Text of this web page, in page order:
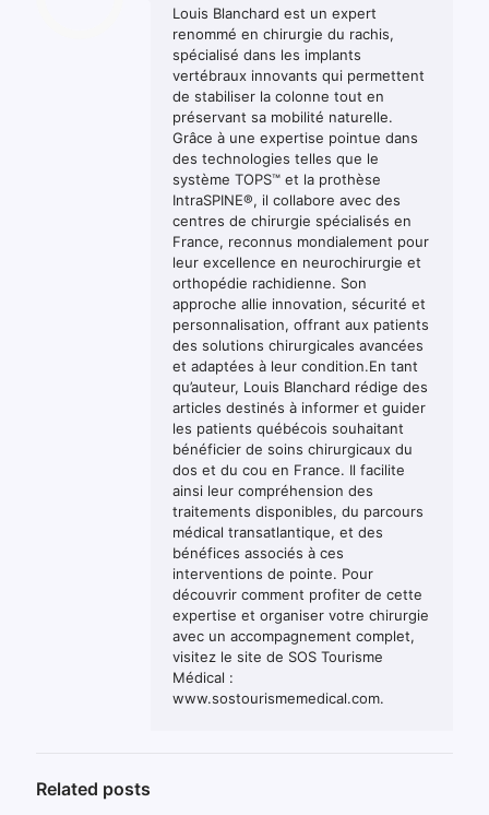
Louis Blanchard est un expert
renommé en chirurgie du rachis,
spécialisé dans les implants
vertébraux innovants qui permettent
de stabiliser la colonne tout en
préservant sa mobilité naturelle.
Grâce à une expertise pointue dans
des technologies telles que le
système TOPS™ et la prothèse
IntraSPINE®, il collabore avec des
centres de chirurgie spécialisés en
France, reconnus mondialement pour
leur excellence en neurochirurgie et
orthopédie rachidienne. Son
approche allie innovation, sécurité et
personnalisation, offrant aux patients
des solutions chirurgicales avancées
et adaptées à leur condition.En tant
qu’auteur, Louis Blanchard rédige des
articles destinés à informer et guider
les patients québécois souhaitant
bénéficier de soins chirurgicaux du
dos et du cou en France. Il facilite
ainsi leur compréhension des
traitements disponibles, du parcours
médical transatlantique, et des
bénéfices associés à ces
interventions de pointe. Pour
découvrir comment profiter de cette
expertise et organiser votre chirurgie
avec un accompagnement complet,
visitez le site de SOS Tourisme
Médical :
www.sostourismemedical.com.
Related posts